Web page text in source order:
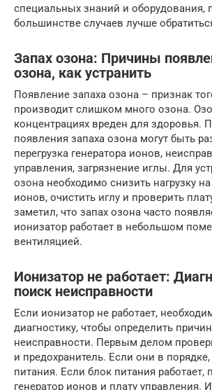
специальных знаний и оборудования,
большинстве случаев лучше
Запах озона: Причины
озона, как устранить
Появление запаха озона – признак
производит слишком много озона.
концентрациях вреден для здоровья.
появления запаха озона могут быть
перегрузка генератора ионов,
управления, загрязнение иглы. Для
озона необходимо снизить нагрузку на
ионов, очистить иглу и проверить
заметил, что запах озона часто
ионизатор работает в небольшом
вентиляцией.
Ионизатор не работает:
поиск неисправности
Если ионизатор не работает,
диагностику, чтобы определить
неисправности. Первым делом
и предохранитель. Если они в
питания. Если блок питания работает,
генератор ионов и плату управления.